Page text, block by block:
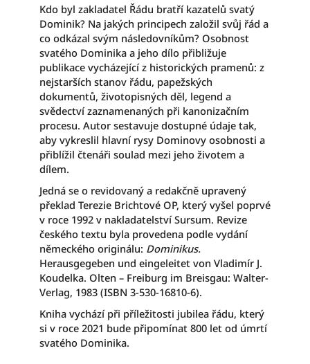
Kdo byl zakladatel Řádu bratří kazatelů svatý
Dominik? Na jakých principech založil svůj řád a
co odkázal svým následovníkům? Osobnost
svatého Dominika a jeho dílo přibližuje
publikace vycházející z historických pramenů: z
nejstarších stanov řádu, papežských
dokumentů, životopisných děl, legend a
svědectví zaznamenaných při kanonizačním
procesu. Autor sestavuje dostupné údaje tak,
aby vykreslil hlavní rysy Dominovy osobnosti a
přiblížil čtenáři soulad mezi jeho životem a
dílem.
Jedná se o revidovaný a redakčně upravený
překlad Terezie Brichtové OP, který vyšel poprvé
v roce 1992 v nakladatelství Sursum. Revize
českého textu byla provedena podle vydání
německého originálu: Dominikus.
Herausgegeben und eingeleitet von Vladimír J.
Koudelka. Olten – Freiburg im Breisgau: Walter-
Verlag, 1983 (ISBN 3-530-16810-6).
Kniha vychází při příležitosti jubilea řádu, který
si v roce 2021 bude připomínat 800 let od úmrtí
svatého Dominika.